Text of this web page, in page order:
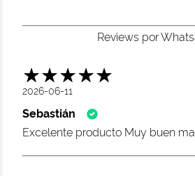
Reviews por
2026-06-11
Sebastián
Excelente producto Muy buen